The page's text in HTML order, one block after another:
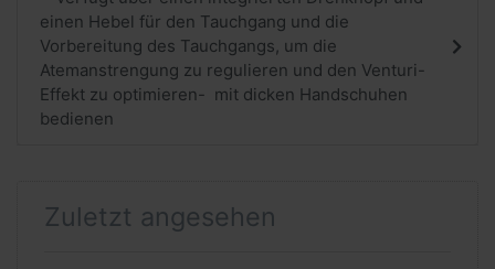
einen Hebel für den Tauchgang und die
Vorbereitung des Tauchgangs, um die
Atemanstrengung zu regulieren und den Venturi-
Effekt zu optimieren- mit dicken Handschuhen
bedienen
Zuletzt angesehen